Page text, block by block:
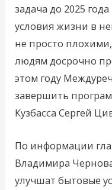
задача до 2025
условия жизни в
не просто
людям досрочно
этом году
завершить
Кузбасса Сергей
По информации
Владимира
улучшат бытовые